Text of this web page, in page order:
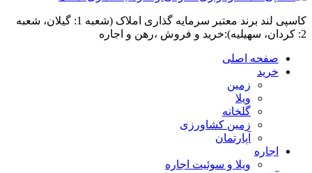
کاسپی لند برند معتبر سرمایه گذاری املاک (شعبه 1: گیلان، شعبه
2: کردان، سهیلیه):خرید و فروش ،رهن و اجاره
صفحه اصلی
خرید
زمین
ویلا
گلخانه
زمین کشاورزی
آپارتمان
اجاره
ویلا و سوئیت اجاره